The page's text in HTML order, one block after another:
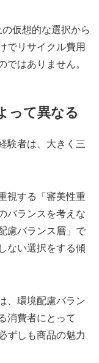
仮想的な選択から
でリサイクル費用
ではありません。
って異なる
験者は、大きく三
視する「審美性重
バランスを考えな
慮バランス層」で
ない選択をする傾
、環境配慮バラン
消費者にとって
ずしも商品の魅力